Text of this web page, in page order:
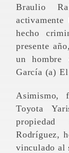
Braulio
hecho
presente
un hombre
García (a)
Asimismo, fue retenido un vehículo marca
Toyota
Rodríguez,
vinculado al